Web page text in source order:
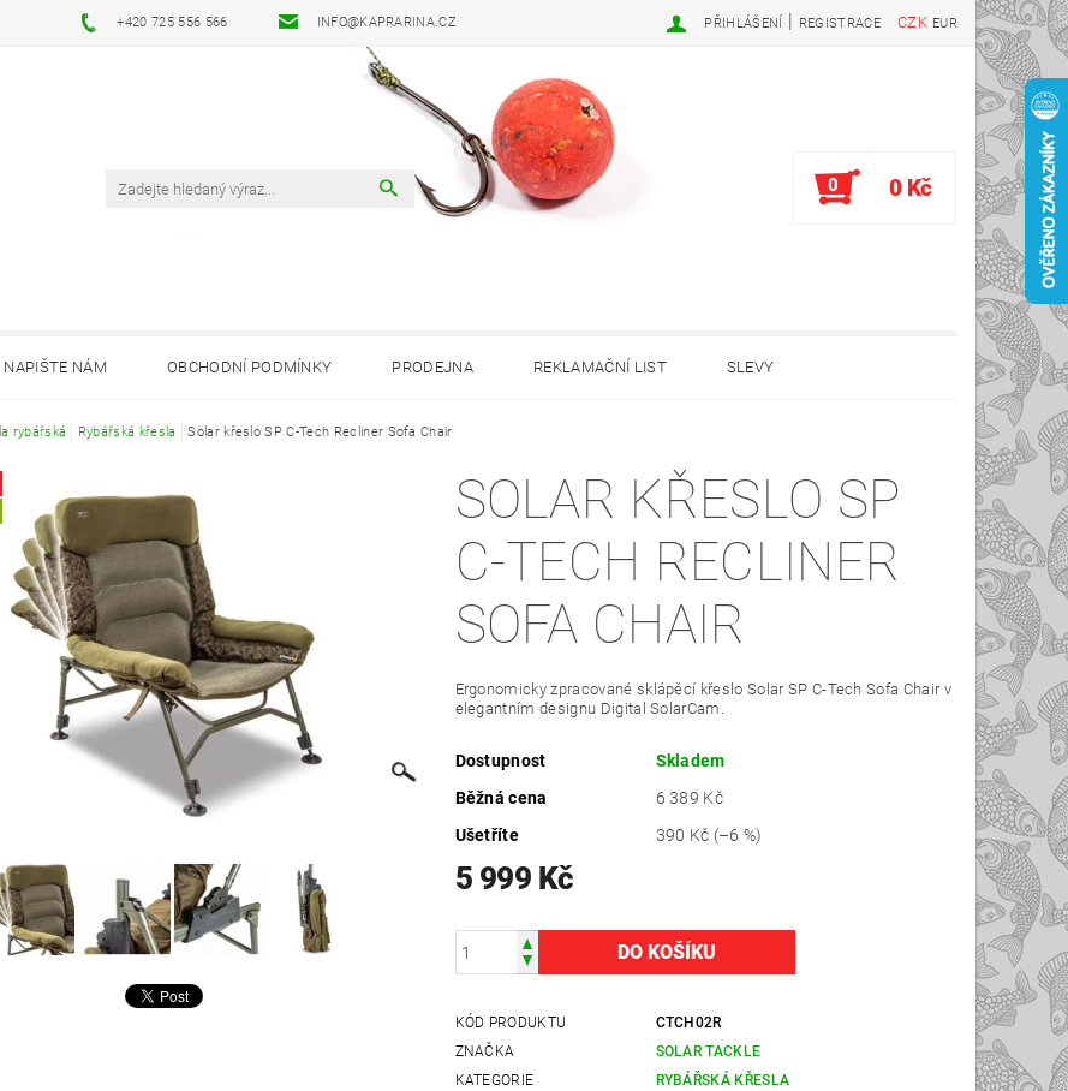
+420 725 556 566 INFO@KAPRARINA.CZ CZK EUR
PŘIHLÁŠENÍ | REGISTRACE
0 0 Kč
NAPIŠTE NÁM OBCHODNÍ PODMÍNKY PRODEJNA REKLAMAČNÍ LIST SLEVY
rybářská Rybářská křesla Solar křeslo SP C-Tech Recliner Sofa Chair
SOLAR KŘESLO SP
C-TECH RECLINER
SOFA CHAIR
Ergonomicky zpracované sklápěcí křeslo Solar SP C-Tech Sofa Chair v
elegantním designu Digital SolarCam.
Dostupnost
Skladem
Běžná cena
6 389 Kč
Ušetříte
390 Kč (–6 %)
5 999 Kč
KÓD PRODUKTU
CTCH02R
ZNAČKA
SOLAR TACKLE
KATEGORIE
RYBÁŘSKÁ KŘESLA